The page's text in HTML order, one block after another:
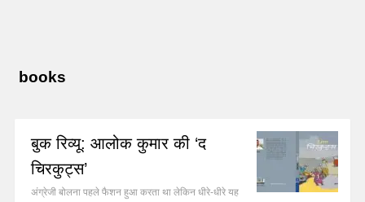
books
बुक रिव्यू: आलोक कुमार की ‘द
चिरकुट्स’
अंग्रेजी बोलना पहले फैशन हुआ करता था लेकिन धीरे-धीरे यह